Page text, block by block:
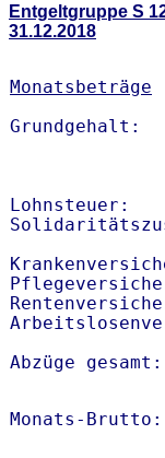
Entgeltgruppe S
31.12.2018
Monatsbeträge
Lohnsteuer:
Abzüge